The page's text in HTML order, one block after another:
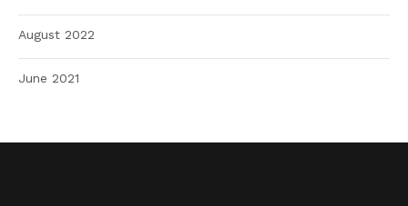
August 2022
June 2021